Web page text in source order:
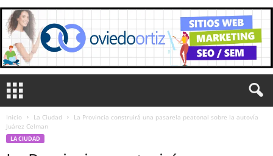
Inicio La Ciudad
La Provincia construirá una pasarela peatonal sobre la autovía
Juárez Celman
LA CIUDAD